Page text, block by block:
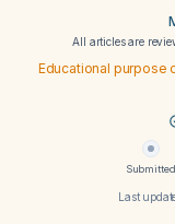
All articles are
Educational purpose
Submitted
Last